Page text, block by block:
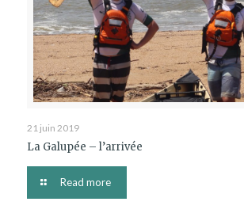
21 juin 2019
La Galupée – l’arrivée
Read more